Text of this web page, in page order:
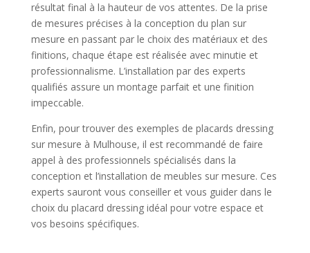
résultat final à la hauteur de vos attentes. De la prise
de mesures précises à la conception du plan sur
mesure en passant par le choix des matériaux et des
finitions, chaque étape est réalisée avec minutie et
professionnalisme. L’installation par des experts
qualifiés assure un montage parfait et une finition
impeccable.
Enfin, pour trouver des exemples de placards dressing
sur mesure à Mulhouse, il est recommandé de faire
appel à des professionnels spécialisés dans la
conception et l’installation de meubles sur mesure. Ces
experts sauront vous conseiller et vous guider dans le
choix du placard dressing idéal pour votre espace et
vos besoins spécifiques.